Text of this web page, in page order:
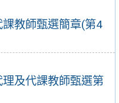
教師甄選簡章(第4
及代課教師甄選第